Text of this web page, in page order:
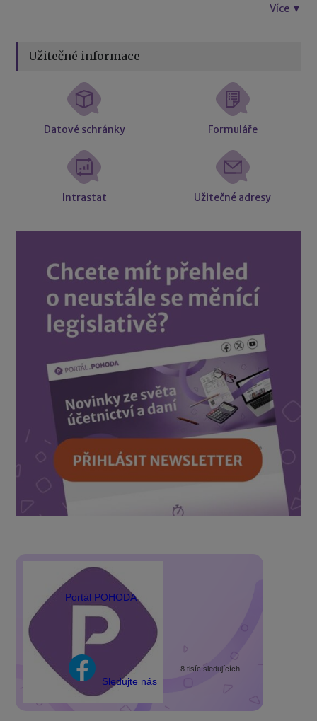
Více ▼
Užitečné informace
Datové schránky Formuláře
Intrastat Užitečné adresy
Portál POHODA
Sledujte nás
8 tisíc sledujících